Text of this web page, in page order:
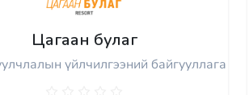
Цагаан булаг
үйлчилгээний байгууллага